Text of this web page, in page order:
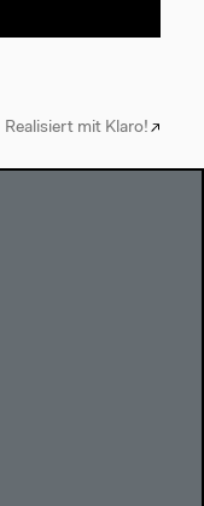
Realisiert mit Klaro!